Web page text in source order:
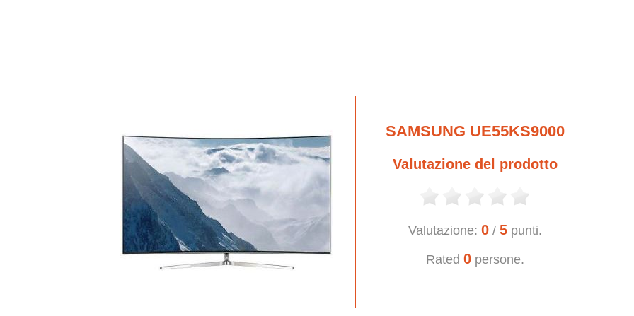
SAMSUNG UE55KS9000
Valutazione del prodotto
Valutazione: 0/ 5punti.
Rated 0persone.